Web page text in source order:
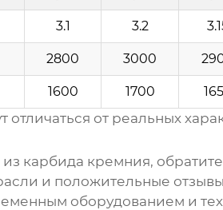
3.1 3.2
2800 3000
1600 1700
от реальных
карбида кремния,
и положительные
оборудованием и